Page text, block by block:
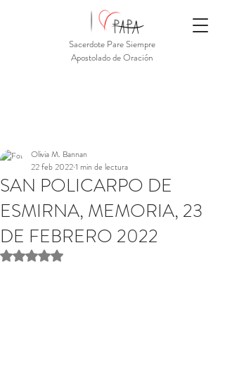
Sacerdote Pare Siempre
Apostolado de Oración
SAN POLICARPO DE
ESMIRNA, MEMORIA, 23
DE FEBRERO 2022
Olivia M. Bannan
22 feb 20221 min de lectura
Obtuvo NaN de 5 estrellas.